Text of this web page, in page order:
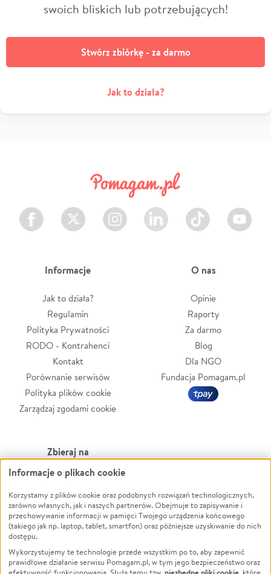
swoich bliskich lub potrzebujących!
Stwórz zbiórkę - za darmo
Jak to działa?
Facebook Twitter Instagram LinkedIn TikTok Youtube
Informacje
Jak to działa?
Regulamin
Polityka Prywatności
RODO - Kontrahenci
Kontakt
Porównanie serwisów
Polityka plików cookie
Zarządzaj zgodami cookie
O nas
Opinie
Raporty
Za darmo
Blog
Dla NGO
Fundacja Pomagam.pl
Zbieraj na
Leczenie
Zwierzęta
Pożar
Ukraina
Pomoc Finansowa
Powódź
Wichura
NGO
Edukacja
Informacje o plikach cookie
Korzystamy z plików cookie oraz podobnych rozwiązań technologicznych,
zarówno własnych, jak i naszych partnerów. Obejmuje to zapisywanie i
przechowywanie informacji w pamięci Twojego urządzenia końcowego
(takiego jak np. laptop, tablet, smartfon) oraz późniejsze uzyskiwanie do nich
dostępu.
Wykorzystujemy te technologie przede wszystkim po to, aby zapewnić
prawidłowe działanie serwisu Pomagam.pl, w tym jego bezpieczeństwo oraz